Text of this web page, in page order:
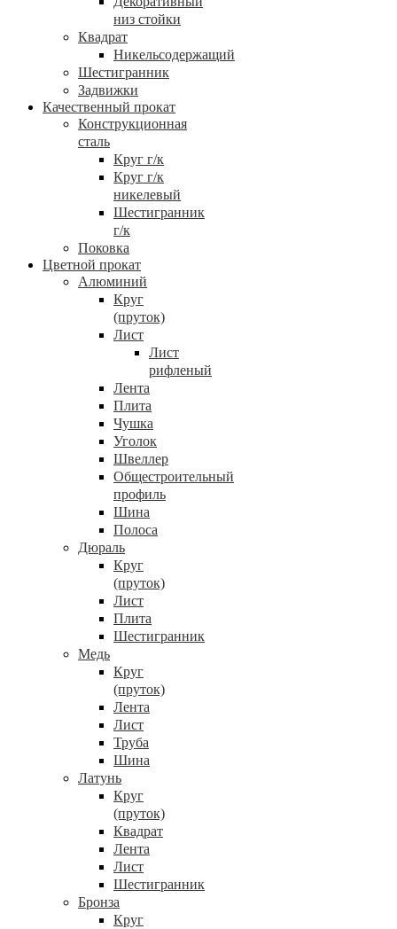
низ стойки
Квадрат
Никельсодержащий
Шестигранник
Задвижки
Качественный прокат
Конструкционная
сталь
Круг г/к
Круг г/к
никелевый
Шестигранник
г/к
Поковка
Цветной прокат
Алюминий
Круг
(пруток)
Лист
Лист
рифленый
Лента
Плита
Чушка
Уголок
Швеллер
Общестроительный
профиль
Шина
Полоса
Дюраль
Круг
(пруток)
Лист
Плита
Шестигранник
Медь
Круг
(пруток)
Лента
Лист
Труба
Шина
Латунь
Круг
(пруток)
Квадрат
Лента
Лист
Шестигранник
Бронза
Круг